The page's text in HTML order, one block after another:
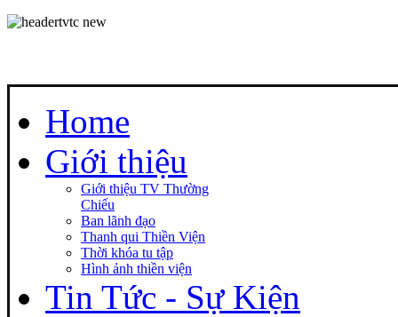
Home
Giới thiệu
Giới thiệu TV Thường
Chiếu
Ban lãnh đạo
Thanh qui Thiền Viện
Thời khóa tu tập
Hình ảnh thiền viện
Tin Tức - Sự Kiện